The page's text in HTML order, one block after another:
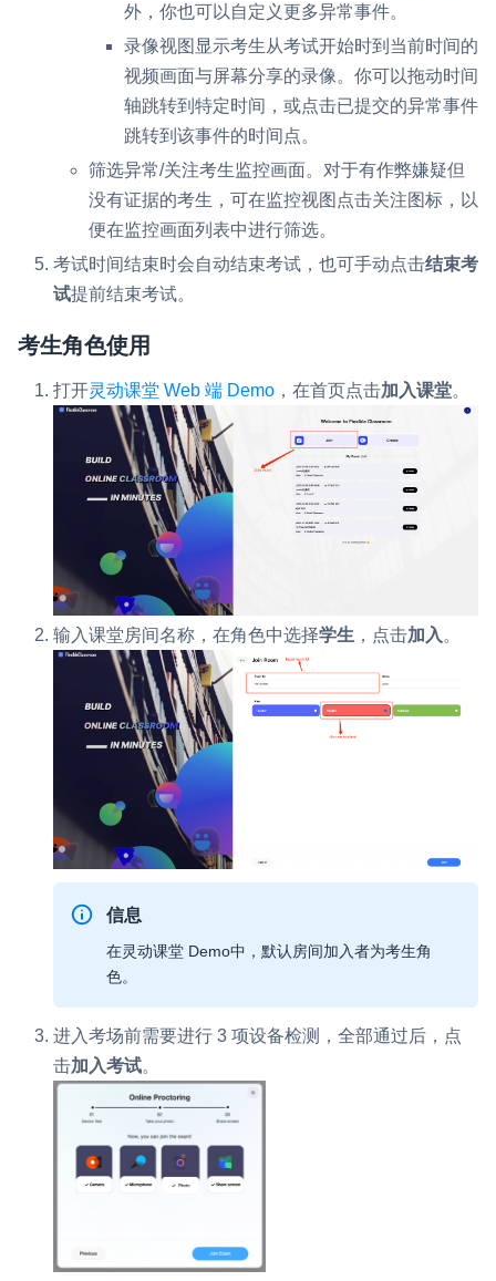
外，你也可以自定义更多异常事件。
录像视图显示考生从考试开始时到当前时间的
视频画面与屏幕分享的录像。你可以拖动时间
轴跳转到特定时间，或点击已提交的异常事件
跳转到该事件的时间点。
筛选异常/关注考生监控画面。对于有作弊嫌疑但
没有证据的考生，可在监控视图点击关注图标，以
便在监控画面列表中进行筛选。
考试时间结束时会自动结束考试，也可手动点击结束考
试提前结束考试。
考生角色使用
打开灵动课堂 Web 端 Demo ，在首页点击加入课堂。
输入课堂房间名称，在角色中选择学生 ，点击加入。
信息
在灵动课堂 Demo中，默认房间加入者为考生角
色。
进入考场前需要进行 3 项设备检测，全部通过后，点
击加入考试。